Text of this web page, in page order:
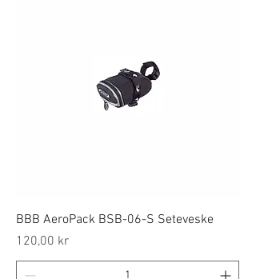
BBB AeroPack BSB-06-S Seteveske
Price
120,00 kr